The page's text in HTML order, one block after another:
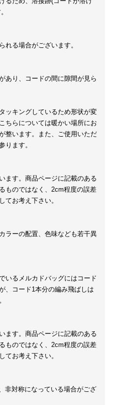
れる場合がございます。
あり、コードの間に隙間が見ら
ッキングしているため形状が変
ちらについては暖かい場所にお
整います。また、ご使用いただ
ります。
ます。商品ページに記載のある
ものではなく、2cm程度の誤差
てお考え下さい。
ラーの配置、色味なども若干異
いるメルカドバッグにはコード
、コード1本分の編み飛ばしは
ます。商品ページに記載のある
ものではなく、2cm程度の誤差
てお考え下さい。
非対称になっている場合がござ